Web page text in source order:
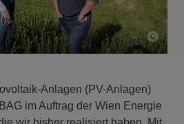
Anlagen (PV-Anlagen)
im Auftrag der Wien Energie